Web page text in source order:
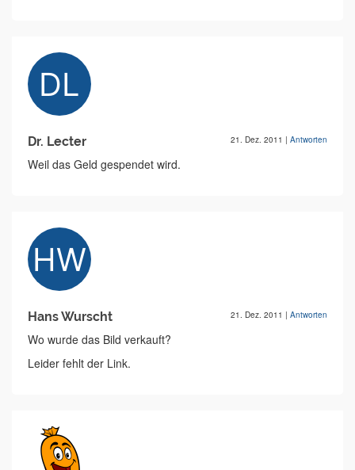
Dr. Lecter 21. Dez. 2011 | Antworten
Weil das Geld gespendet wird.
Hans Wurscht 21. Dez. 2011 | Antworten
Wo wurde das Bild verkauft?
Leider fehlt der Link.